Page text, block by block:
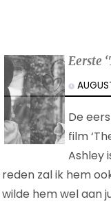
Eerste
De
film
Ashley
reden zal ik hem
wilde hem wel aan